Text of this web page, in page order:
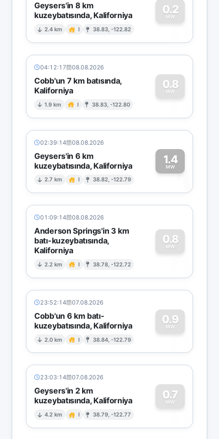
Geysers'in 8 km
kuzeybatısında, Kaliforniya
2.4 km I 38.83, -122.82
0.2
MW
0
04:12:17 08.08.2026
Cobb'un 7 km batısında,
Kaliforniya
1.9 km I 38.83, -122.80
0.8
MW
0
02:39:14 08.08.2026
Geysers'in 6 km
kuzeybatısında, Kaliforniya
2.7 km I 38.82, -122.79
1.4
MW1
01:09:14 08.08.2026
Anderson Springs'in 3 km
batı-kuzeybatısında,
Kaliforniya
2.2 km I 38.78, -122.72
0.8
MW
0
23:52:14 07.08.2026
Cobb'un 6 km batı-
kuzeybatısında, Kaliforniya
2.0 km I 38.84, -122.79
0.9
MW
0
23:03:14 07.08.2026
Geysers'in 2 km
kuzeybatısında, Kaliforniya
4.2 km I 38.79, -122.77
0.7
MW
0